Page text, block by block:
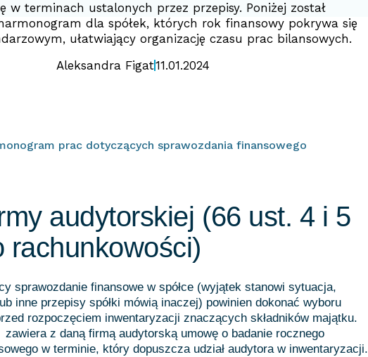
w terminach ustalonych przez przepisy. Poniżej został
dla spółek, których rok finansowy pokrywa się
ułatwiający organizację czasu prac bilansowych.
Aleksandra Figat11.01.2024
prac dotyczących sprawozdania finansowego
audytorskiej (66 ust. 4 i 5
rachunkowości)
sprawozdanie finansowe w spółce (wyjątek stanowi sytuacja,
inne przepisy spółki mówią inaczej) powinien dokonać wyboru
rozpoczęciem inwentaryzacji znaczących składników majątku.
z daną firmą audytorską umowę o badanie rocznego
w terminie, który dopuszcza udział audytora w inwentaryzacji.